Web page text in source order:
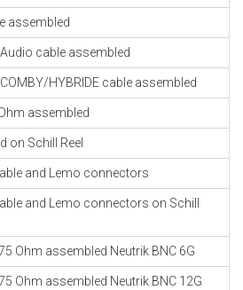
assembled
cable assembled
HYBRIDE cable assembled
assembled
on Schill Reel
and Lemo connectors
and Lemo connectors on Schill
Ohm assembled Neutrik BNC 6G
Ohm assembled Neutrik BNC 12G